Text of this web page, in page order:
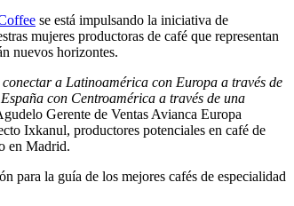
se está impulsando la iniciativa de
mujeres productoras de café que representan
nuevos horizontes.
a Latinoamérica con Europa a través de
con Centroamérica a través de una
Gerente de Ventas Avianca Europa
Ixkanul, productores potenciales en café de
en Madrid.
para la guía de los mejores cafés de especialidad